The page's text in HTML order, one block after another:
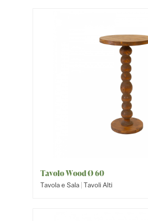
Tavolo Wood Ø 60
Tavola e Sala | Tavoli Alti